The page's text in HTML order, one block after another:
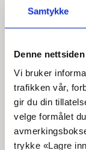
Samtykke
Denne
Vi bruker
trafikken vår,
gir du din
velge formålet
trykke «Lagre